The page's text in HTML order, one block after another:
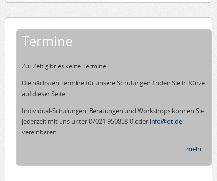
Termine
Zur Zeit gibt es keine Termine.
Die nächsten Termine für unsere Schulungen finden Sie in Kürze
auf dieser Seite.
Individual-Schulungen, Beratungen und Workshops können Sie
jederzeit mit uns unter 07021-950858-0 oder info@cit.de
vereinbaren.
mehr...